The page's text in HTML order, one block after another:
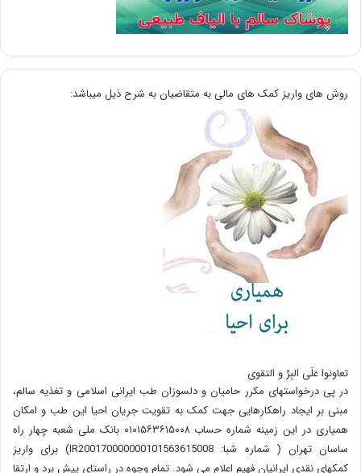
روش های واریز کمک های مالی به متقاضیان به شرح ذیل میباشد:
تعاونوا عَلَی البِرِّ و التقوی
در پی درخواستهای مکرر حامیان و دلسوزان طب ایرانی اسلامی و تغذیه سالم،
مبنی بر ایجاد راهکارهایی جهت کمک به تقویت جریان احیا این طب و امکان
همیاری در این زمینه شماره حساب ۰۱۰۱۵۶۳۶۱۵۰۰۸ بانک ملی شعبه چهار راه
ساسان تهران ( شماره شبا: IR200170000000101563615008) برای واریز
کمکهای نقدی ایرانیان فهیم اعلام می شود. تمام وجوه در راستای پیش برد و ارتقا